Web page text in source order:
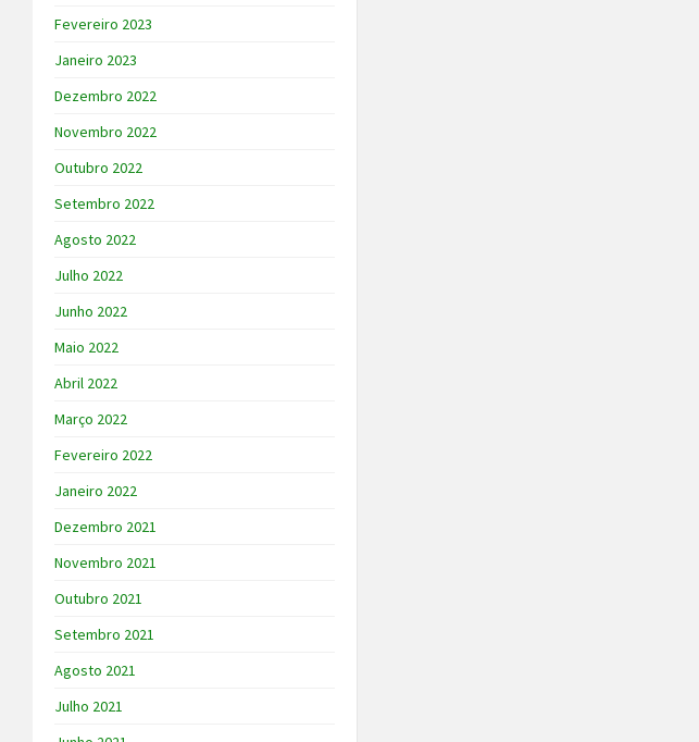
Fevereiro 2023
Janeiro 2023
Dezembro 2022
Novembro 2022
Outubro 2022
Setembro 2022
Agosto 2022
Julho 2022
Junho 2022
Maio 2022
Abril 2022
Março 2022
Fevereiro 2022
Janeiro 2022
Dezembro 2021
Novembro 2021
Outubro 2021
Setembro 2021
Agosto 2021
Julho 2021